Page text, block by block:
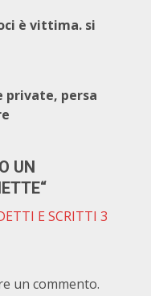
è vittima. si
private, persa
UN
“
E SCRITTI 3
un commento.